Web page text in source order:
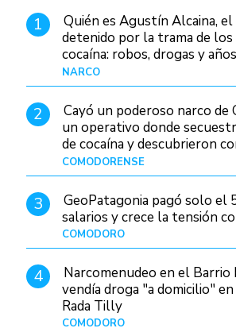
1
Quién es Agustín Alcaina,
detenido por la trama de los
cocaína: robos, drogas y
judiciales
NARCO
2
Cayó un poderoso narco de
un operativo donde
de cocaína y descubrieron
Patagonia
COMODORENSE
3
GeoPatagonia pagó solo el
salarios y crece la tensión
COMODORO
4
Narcomenudeo en el Barrio
vendía droga "a domicilio"
Rada Tilly
COMODORO